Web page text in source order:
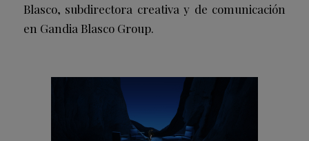
Blasco, subdirectora creativa y de comunicación
en Gandia Blasco Group.